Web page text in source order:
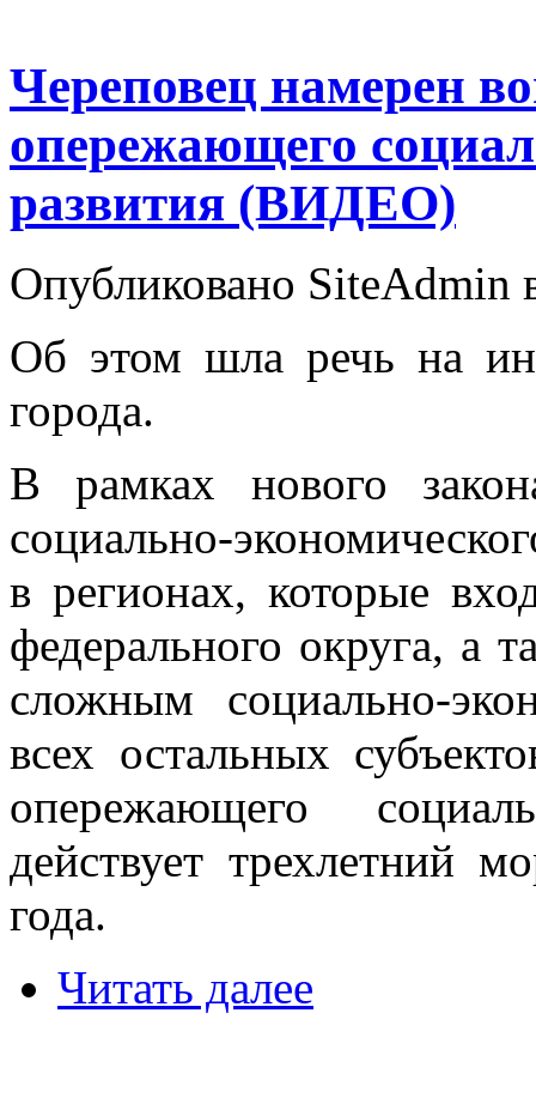
Череповец намерен
опережающего
развития (ВИДЕО)
Опубликовано
Об этом шла речь на
города.
В рамках нового
социально-
в регионах, которые
федерального округа, а
сложным социально-
всех остальных
опережающего
действует трехлетний
года.
Читать далее